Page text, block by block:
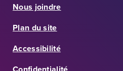
Nous joindre
Plan du site
Accessibilité